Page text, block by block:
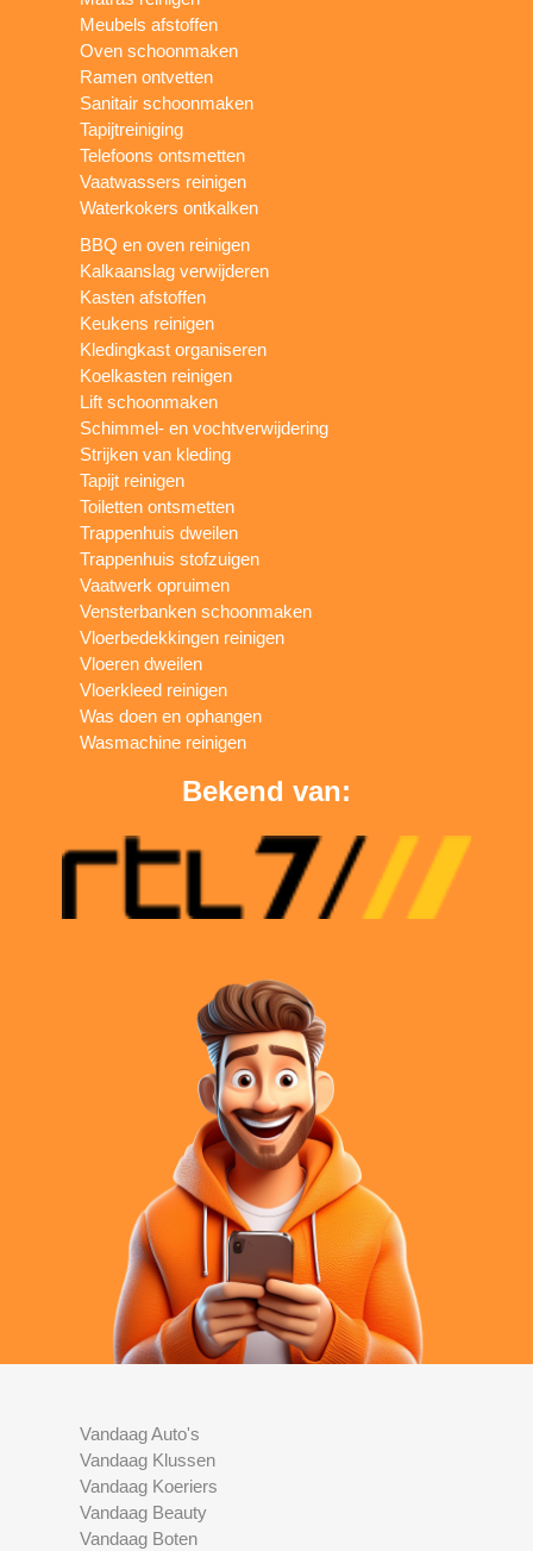
Meubels afstoffen
Oven schoonmaken
Ramen ontvetten
Sanitair schoonmaken
Tapijtreiniging
Telefoons ontsmetten
Vaatwassers reinigen
Waterkokers ontkalken
BBQ en oven reinigen
Kalkaanslag verwijderen
Kasten afstoffen
Keukens reinigen
Kledingkast organiseren
Koelkasten reinigen
Lift schoonmaken
Schimmel- en vochtverwijdering
Strijken van kleding
Tapijt reinigen
Toiletten ontsmetten
Trappenhuis dweilen
Trappenhuis stofzuigen
Vaatwerk opruimen
Vensterbanken schoonmaken
Vloerbedekkingen reinigen
Vloeren dweilen
Vloerkleed reinigen
Was doen en ophangen
Wasmachine reinigen
Bekend van:
Vandaag Auto's
Vandaag Klussen
Vandaag Koeriers
Vandaag Beauty
Vandaag Boten